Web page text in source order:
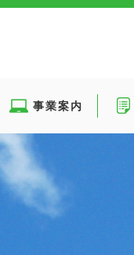
事業案内